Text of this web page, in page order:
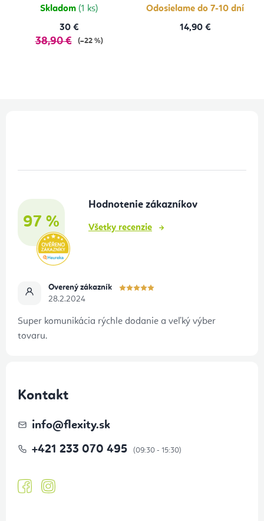
Skladom (1 ks)
30 €
38,90 € (–22 %)
Odosielame do 7-10 dní
14,90 €
97 %
Hodnotenie zákazníkov
Všetky recenzie
Overený zákazník
28.2.2024
Super komunikácia rýchle dodanie a veľký výber
tovaru.
Kontakt
info@flexity.sk
+421 233 070 495